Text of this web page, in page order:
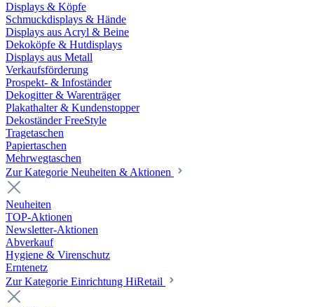
Displays & Köpfe
Schmuckdisplays & Hände
Displays aus Acryl & Beine
Dekoköpfe & Hutdisplays
Displays aus Metall
Verkaufsförderung
Prospekt- & Infoständer
Dekogitter & Warenträger
Plakathalter & Kundenstopper
Dekoständer FreeStyle
Tragetaschen
Papiertaschen
Mehrwegtaschen
Zur Kategorie Neuheiten & Aktionen
Neuheiten
TOP-Aktionen
Newsletter-Aktionen
Abverkauf
Hygiene & Virenschutz
Erntenetz
Zur Kategorie Einrichtung HiRetail